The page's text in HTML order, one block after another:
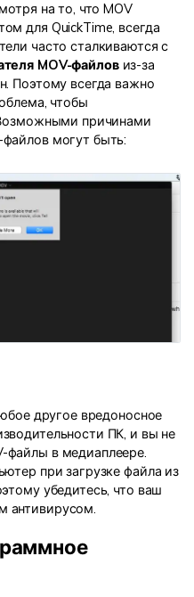
на то, что MOV
для QuickTime, всегда
часто сталкиваются с
MOV-файлов из-за
Поэтому всегда важно
чтобы
причинами
могут быть:
другое вредоносное
ПК, и вы не
файлы в медиаплеере.
при загрузке файла из
убедитесь, что ваш
антивирусом.